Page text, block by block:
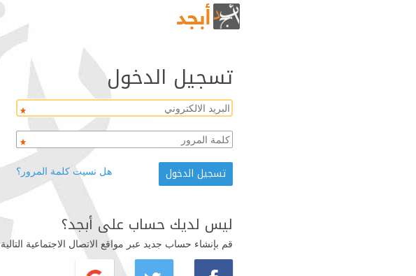
تسجيل الدخول
هل نسيت كلمة المرور؟
ليس لديك حساب على أبجد؟
قم بإنشاء حساب جديد عبر مواقع الاتصال الاجتماعية التالية